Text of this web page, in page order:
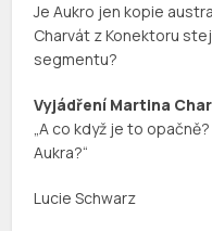
Je Aukro jen kopie
Charvát z Konektoru
segmentu?
Vyjádření Martina
„A co když je to
Aukra?“
Lucie Schwarz